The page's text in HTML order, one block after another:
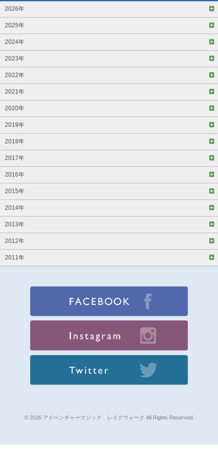
2026年
2025年
2024年
2023年
2022年
2021年
2020年
2019年
2018年
2017年
2016年
2015年
2014年
2013年
2012年
2011年
© 2026 アドベンチャーマジック レイクウォーク All Rights Reserved.